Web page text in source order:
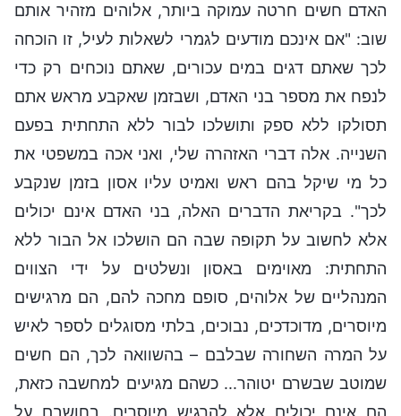
האדם חשים חרטה עמוקה ביותר, אלוהים מזהיר אותם
שוב: "אם אינכם מודעים לגמרי לשאלות לעיל, זו הוכחה
לכך שאתם דגים במים עכורים, שאתם נוכחים רק כדי
לנפח את מספר בני האדם, ושבזמן שאקבע מראש אתם
תסולקו ללא ספק ותושלכו לבור ללא התחתית בפעם
השנייה. אלה דברי האזהרה שלי, ואני אכה במשפטי את
כל מי שיקל בהם ראש ואמיט עליו אסון בזמן שנקבע
לכך". בקריאת הדברים האלה, בני האדם אינם יכולים
אלא לחשוב על תקופה שבה הם הושלכו אל הבור ללא
התחתית: מאוימים באסון ונשלטים על ידי הצווים
המנהליים של אלוהים, סופם מחכה להם, הם מרגישים
מיוסרים, מדוכדכים, נבוכים, בלתי מסוגלים לספר לאיש
על המרה השחורה שבלבם – בהשוואה לכך, הם חשים
שמוטב שבשרם יטוהר... כשהם מגיעים למחשבה כזאת,
הם אינם יכולים אלא להרגיש מיוסרים. בחושבם על